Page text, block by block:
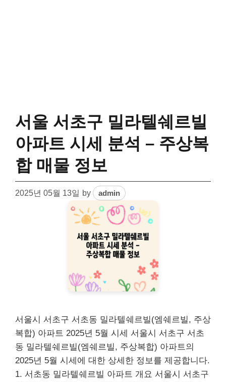
서울 서초구 밀라텔쉐르빌
아파트 시세 분석 – 주상복
합 매물 정보
2025년 05월 13일 by admin
서울시 서초구 서초동 밀라텔쉐르빌(엠쉐르빌, 주상
복합) 아파트 2025년 5월 시세 서울시 서초구 서초
동 밀라텔쉐르빌(엠쉐르빌, 주상복합) 아파트의
2025년 5월 시세에 대한 상세한 정보를 제공합니다.
1. 서초동 밀라텔쉐르빌 아파트 개요 서울시 서초구